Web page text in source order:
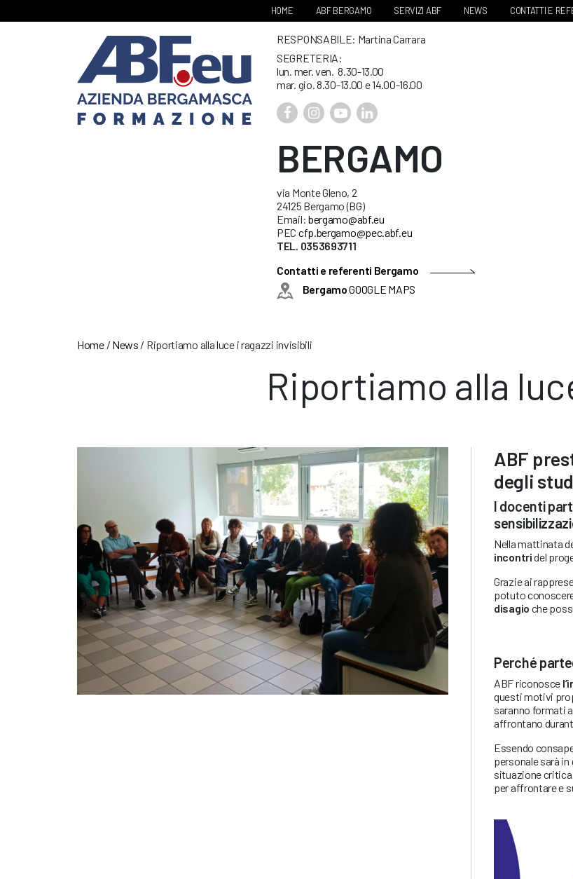
HOME ABF BERGAMO SERVIZI ABF NEWS CONTATTI E
RESPONSABILE: Martina Carrara
SEGRETERIA:
lun. mer. ven. 8.30-13.00
mar. gio. 8.30-13.00 e 14.00-16.00
BERGAMO
via Monte Gleno, 2
24125 Bergamo (BG)
Email: bergamo@abf.eu
PEC cfp.bergamo@pec.abf.eu
TEL. 0353693711
Contatti e referenti Bergamo
BergamoGOOGLE MAPS
Home/ News / Riportiamo alla luce i ragazzi invisibili
Riportiamo alla
ABF
degli
I docenti
Nella mattinata
incontridel
Grazie ai
potuto
disagio che
Perché
ABF riconosce
questi motivi
saranno formati
affrontano
Essendo
personale sarà in
situazione critica
per affrontare e